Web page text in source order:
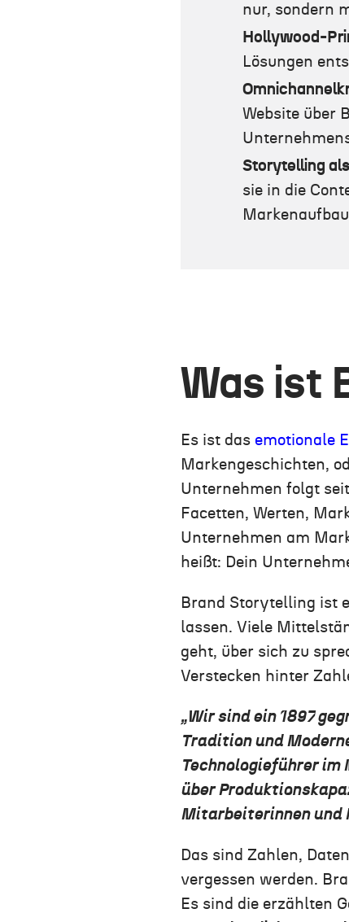
nur, sondern
Hollywood-
Lösungen
Website über
Storytelling
sie in die
Was ist
Es ist das emotionale
Markengeschichten,
Unternehmen folgt
Facetten, Werten,
Unternehmen am
heißt: Dein
Brand Storytelling ist
lassen. Viele
geht, über sich zu
Verstecken hinter
„Wir sind ein 1897
Tradition und
Technologieführer
über
Mitarbeiterinnen und
Das sind Zahlen,
vergessen werden.
Es sind die erzählten